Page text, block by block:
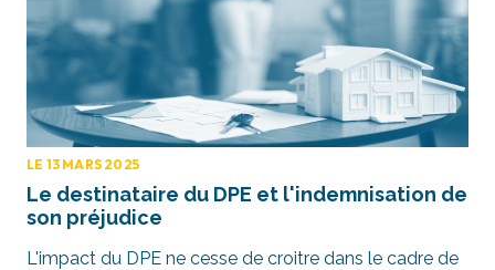
LE 13 MARS 2025
Le destinataire du DPE et l'indemnisation de
son préjudice
L'impact du DPE ne cesse de croitre dans le cadre de